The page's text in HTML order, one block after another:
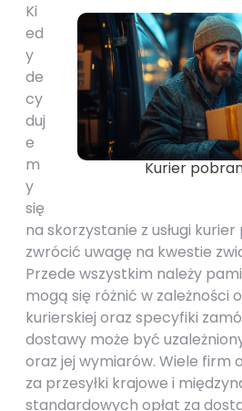
Kurier
Ki
ed
y
de
cy
duj
e
m
y
się
na skorzystanie z usługi
zwrócić uwagę na kwestie
Przede wszystkim należy
mogą się różnić w zależności
kurierskiej oraz specyfiki
dostawy może być
oraz jej wymiarów. Wiele firm
za przesyłki krajowe i
standardowych opłat za